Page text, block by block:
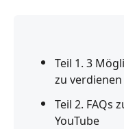
Teil 1. 3
zu verdienen
Teil 2. FAQs
YouTube